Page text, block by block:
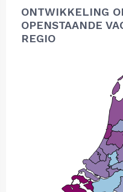
ONTWIKKELING
OPENSTAANDE
REGIO